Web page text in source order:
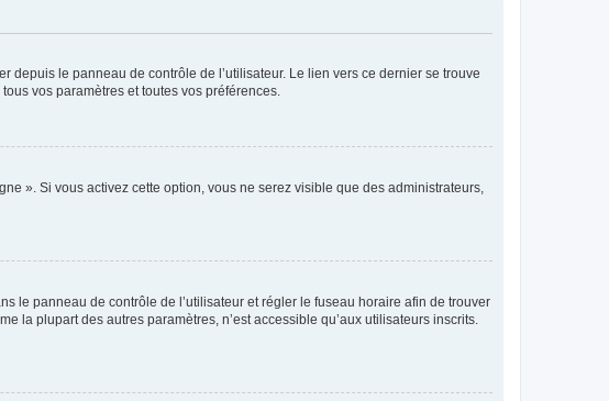
depuis le panneau de contrôle de l’utilisateur. Le lien vers ce dernier se trouve
vos paramètres et toutes vos préférences.
». Si vous activez cette option, vous ne serez visible que des administrateurs,
le panneau de contrôle de l’utilisateur et régler le fuseau horaire afin de trouver
la plupart des autres paramètres, n’est accessible qu’aux utilisateurs inscrits.